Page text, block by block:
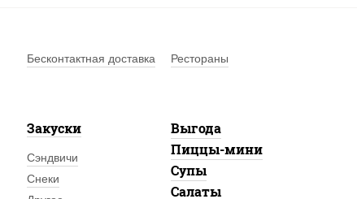
Бесконтактная доставка
Рестораны
Закуски
Сэндвичи
Снеки
Выгода
Пиццы-мини
Супы
Салаты